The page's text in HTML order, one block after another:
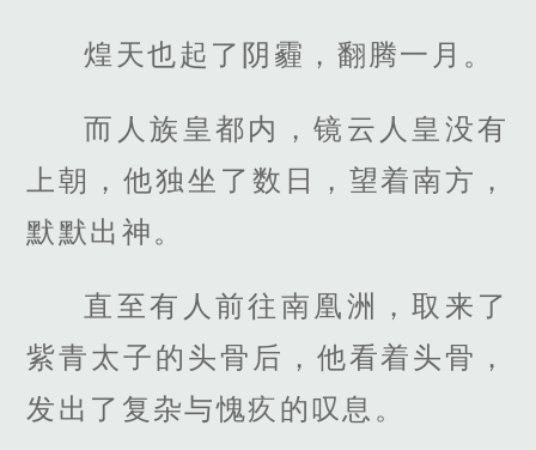
煌天也起了阴霾，翻腾一月。
而人族皇都内，镜云人皇没有
上朝，他独坐了数日，望着南方，
默默出神。
直至有人前往南凰洲，取来了
紫青太子的头骨后，他看着头骨，
发出了复杂与愧疚的叹息。